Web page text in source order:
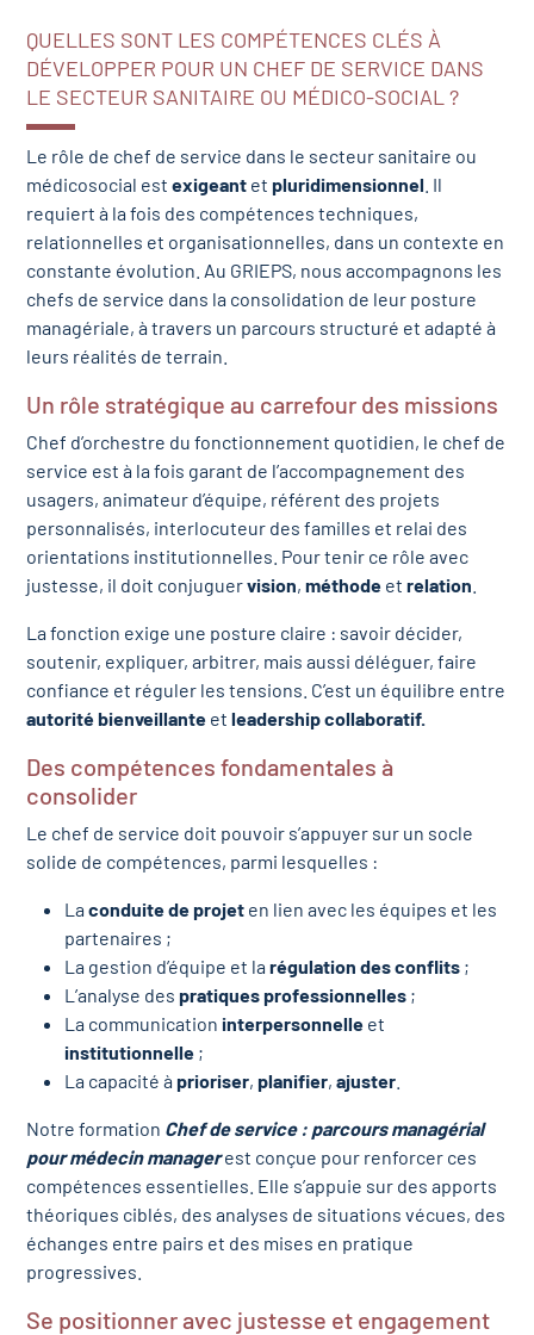
QUELLES SONT LES COMPÉTENCES CLÉS À
DÉVELOPPER POUR UN CHEF DE SERVICE DANS
LE SECTEUR SANITAIRE OU MÉDICO-SOCIAL ?
Le rôle de chef de service dans le secteur sanitaire ou
médicosocial estexigeant etpluridimensionnel . Il
requiert à la fois des compétences techniques,
relationnelles et organisationnelles, dans un contexte en
constante évolution. Au GRIEPS, nous accompagnons les
chefs de service dans la consolidation de leur posture
managériale, à travers un parcours structuré et adapté à
leurs réalités de terrain.
Un rôle stratégique au carrefour des missions
Chef d’orchestre du fonctionnement quotidien, le chef de
service est à la fois garant de l’accompagnement des
usagers, animateur d’équipe, référent des projets
personnalisés, interlocuteur des familles et relai des
orientations institutionnelles. Pour tenir ce rôle avec
justesse, il doit conjuguervision,méthode etrelation
La fonction exige une posture claire : savoir décider,
soutenir, expliquer, arbitrer, mais aussi déléguer, faire
confiance et réguler les tensions. C’est un équilibre entre
autorité bienveillante etleadership collaboratif.
Des compétences fondamentales à
consolider
Le chef de service doit pouvoir s’appuyer sur un socle
solide de compétences, parmi lesquelles :
Laconduite de projet en lien avec les équipes et les
partenaires ;
La gestion d’équipe et larégulation des conflits ;
L’analyse despratiques professionnelles ;
La communicationinterpersonnelle et
institutionnelle ;
La capacité àprioriser,planifier,ajuster
Notre formation Chef de service : parcours managérial
pour médecin managerest conçue pour renforcer ces
compétences essentielles. Elle s’appuie sur des apports
théoriques ciblés, des analyses de situations vécues, des
échanges entre pairs et des mises en pratique
progressives.
Se positionner avec justesse et engagement